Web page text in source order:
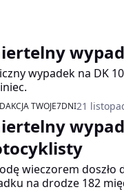
wypadek na DK
TWOJE7DNI21
wieczorem doszło
na drodze 182